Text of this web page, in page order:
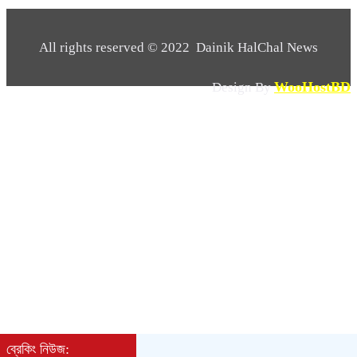
একজন খুন হয়েছে
ব্রেকিং নিউজ:
All rights reserved © 2022 Dainik HalChal News
Design ByWooHostBD